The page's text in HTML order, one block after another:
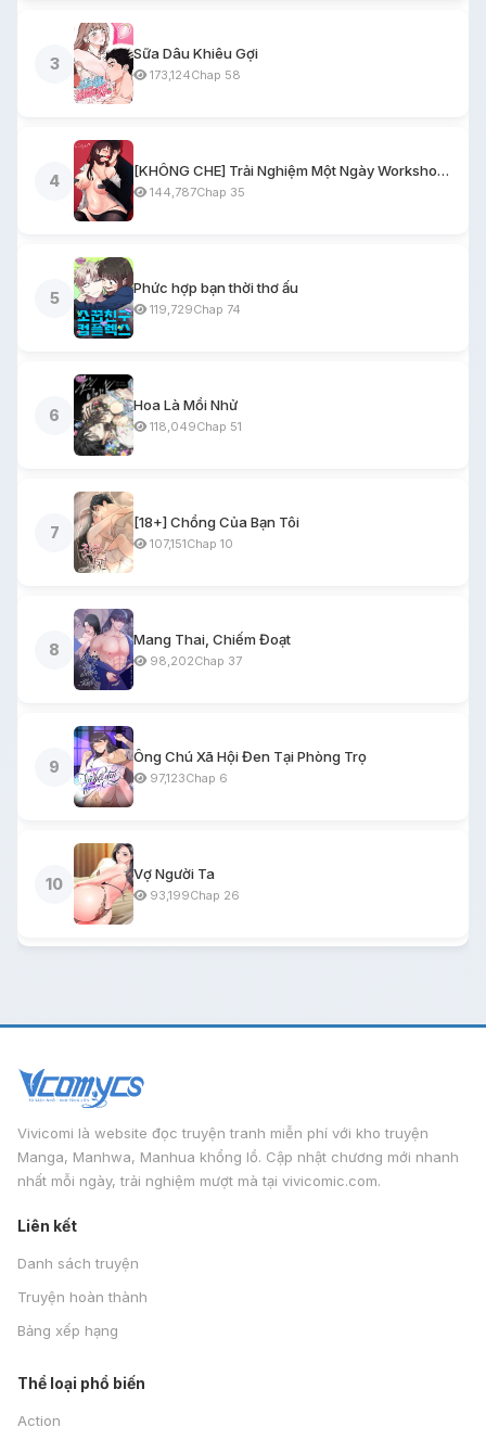
3
Sữa Dâu Khiêu Gợi
173,124Chap 58
4
[KHÔNG CHE] Trải Nghiệm Một Ngày Workshop BDSM
144,787Chap 35
5
Phức hợp bạn thời thơ ấu
119,729Chap 74
6
Hoa Là Mồi Nhử
118,049Chap 51
7
[18+] Chồng Của Bạn Tôi
107,151Chap 10
8
Mang Thai, Chiếm Đoạt
98,202Chap 37
9
Ông Chú Xã Hội Đen Tại Phòng Trọ
97,123Chap 6
10
Vợ Người Ta
93,199Chap 26
Vivicomi là website đọc truyện tranh miễn phí với kho truyện
Manga, Manhwa, Manhua khổng lồ. Cập nhật chương mới nhanh
nhất mỗi ngày, trải nghiệm mượt mà tại vivicomic.com.
Liên kết
Danh sách truyện
Truyện hoàn thành
Bảng xếp hạng
Thể loại phổ biến
Action